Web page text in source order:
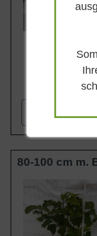
80-100 cm m.